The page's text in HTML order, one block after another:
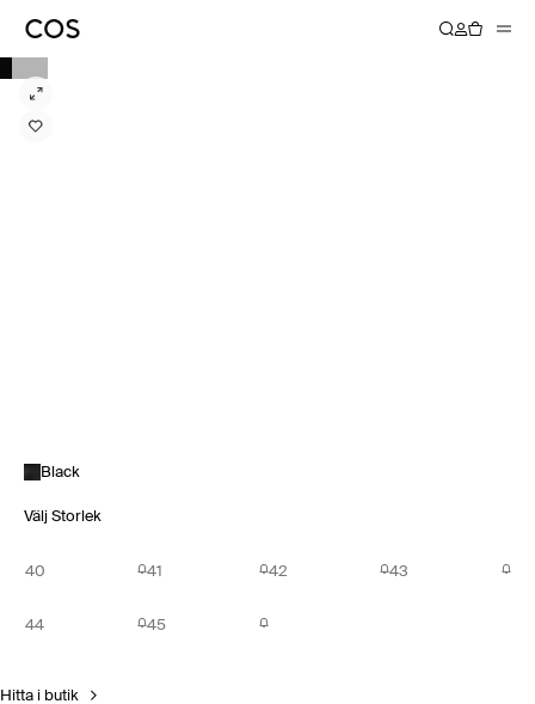
Black
Välj Storlek
40 41 42 43
44 45
Hitta i butik